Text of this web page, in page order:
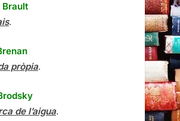
Brault
.
pròpia.
de l’aigua.